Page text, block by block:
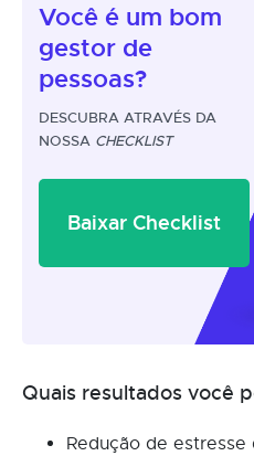
Você é um bom
gestor de
pessoas?
DESCUBRA ATRAVÉS DA
NOSSA CHECKLIST
Baixar Checklist
Quais resultados você
Redução de